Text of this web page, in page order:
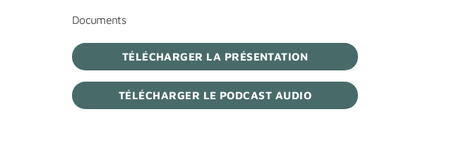
Documents
TÉLÉCHARGER LA PRÉSENTATION
TÉLÉCHARGER LE PODCAST AUDIO